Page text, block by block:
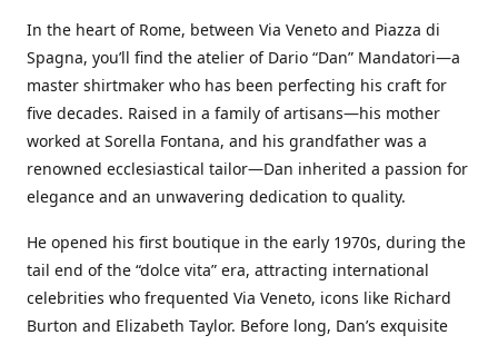
In the heart of Rome, between Via Veneto and Piazza di
Spagna, you’ll find the atelier of Dario “Dan” Mandatori—a
master shirtmaker who has been perfecting his craft for
five decades. Raised in a family of artisans—his mother
worked at Sorella Fontana, and his grandfather was a
renowned ecclesiastical tailor—Dan inherited a passion for
elegance and an unwavering dedication to quality.
He opened his first boutique in the early 1970s, during the
tail end of the “dolce vita” era, attracting international
celebrities who frequented Via Veneto, icons like Richard
Burton and Elizabeth Taylor. Before long, Dan’s exquisite